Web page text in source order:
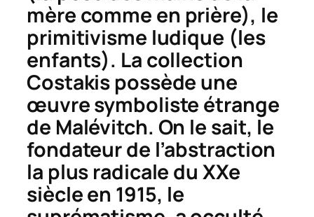
mère comme en prière), le
primitivisme ludique (les
enfants). La collection
Costakis possède une
œuvre symboliste étrange
de Malévitch. On le sait, le
fondateur de l’abstraction
la plus radicale du XXe
siècle en 1915, le